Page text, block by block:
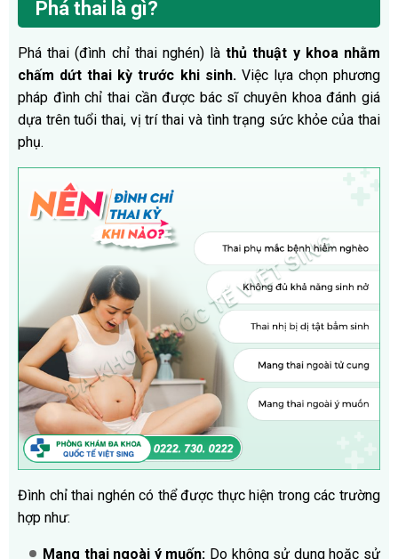
Phá thai là gì?
Phá thai (đình chỉ thai nghén) là thủ thuật y khoa nhằm
chấm dứt thai kỳ trước khi sinh.Việc lựa chọn phương
pháp đình chỉ thai cần được bác sĩ chuyên khoa đánh giá
dựa trên tuổi thai, vị trí thai và tình trạng sức khỏe của thai
phụ.
Đình chỉ thai nghén có thể được thực hiện trong các trường
hợp như:
Mang thai ngoài ý muốn: Do không sử dụng hoặc sử